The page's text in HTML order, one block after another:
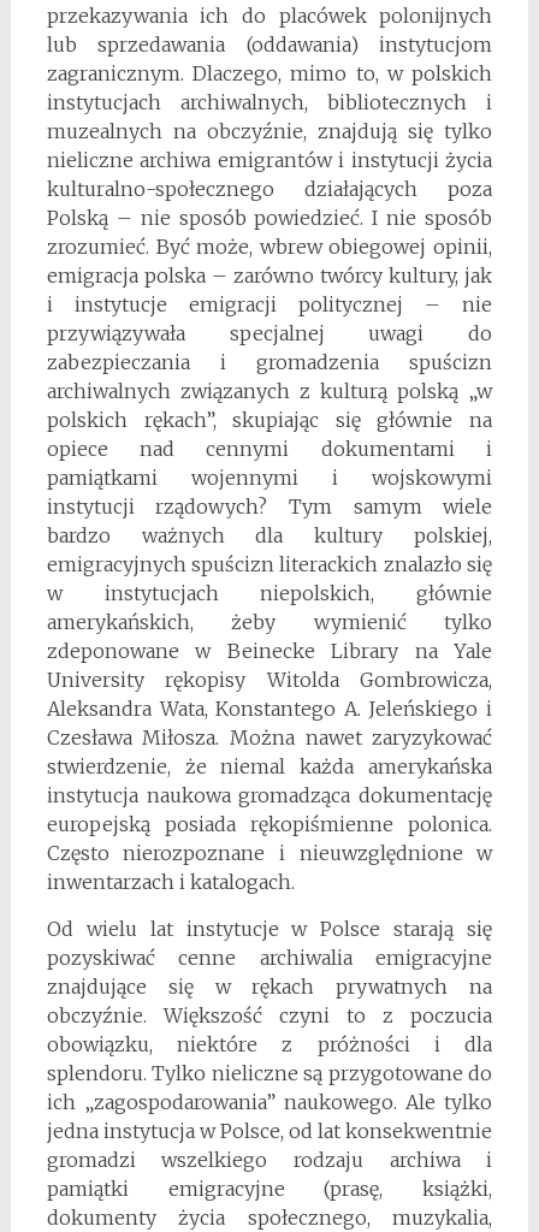
przekazywania ich do placówek polonijnych
lub sprzedawania (oddawania) instytucjom
zagranicznym. Dlaczego, mimo to, w polskich
instytucjach archiwalnych, bibliotecznych i
muzealnych na obczyźnie, znajdują się tylko
nieliczne archiwa emigrantów i instytucji życia
kulturalno-społecznego działających poza
Polską – nie sposób powiedzieć. I nie sposób
zrozumieć. Być może, wbrew obiegowej opinii,
emigracja polska – zarówno twórcy kultury, jak
i instytucje emigracji politycznej – nie
przywiązywała specjalnej uwagi do
zabezpieczania i gromadzenia spuścizn
archiwalnych związanych z kulturą polską „w
polskich rękach”, skupiając się głównie na
opiece nad cennymi dokumentami i
pamiątkami wojennymi i wojskowymi
instytucji rządowych? Tym samym wiele
bardzo ważnych dla kultury polskiej,
emigracyjnych spuścizn literackich znalazło się
w instytucjach niepolskich, głównie
amerykańskich, żeby wymienić tylko
zdeponowane w Beinecke Library na Yale
University rękopisy Witolda Gombrowicza,
Aleksandra Wata, Konstantego A. Jeleńskiego i
Czesława Miłosza. Można nawet zaryzykować
stwierdzenie, że niemal każda amerykańska
instytucja naukowa gromadząca dokumentację
europejską posiada rękopiśmienne polonica.
Często nierozpoznane i nieuwzględnione w
inwentarzach i katalogach.
Od wielu lat instytucje w Polsce starają się
pozyskiwać cenne archiwalia emigracyjne
znajdujące się w rękach prywatnych na
obczyźnie. Większość czyni to z poczucia
obowiązku, niektóre z próżności i dla
splendoru. Tylko nieliczne są przygotowane do
ich „zagospodarowania” naukowego. Ale tylko
jedna instytucja w Polsce, od lat konsekwentnie
gromadzi wszelkiego rodzaju archiwa i
pamiątki emigracyjne (prasę, książki,
dokumenty życia społecznego, muzykalia,